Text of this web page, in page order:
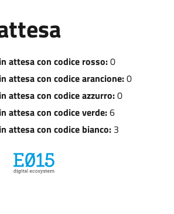
attesa con codice rosso:0
attesa con codice arancione:0
attesa con codice azzurro:0
attesa con codice verde:6
attesa con codice bianco:3